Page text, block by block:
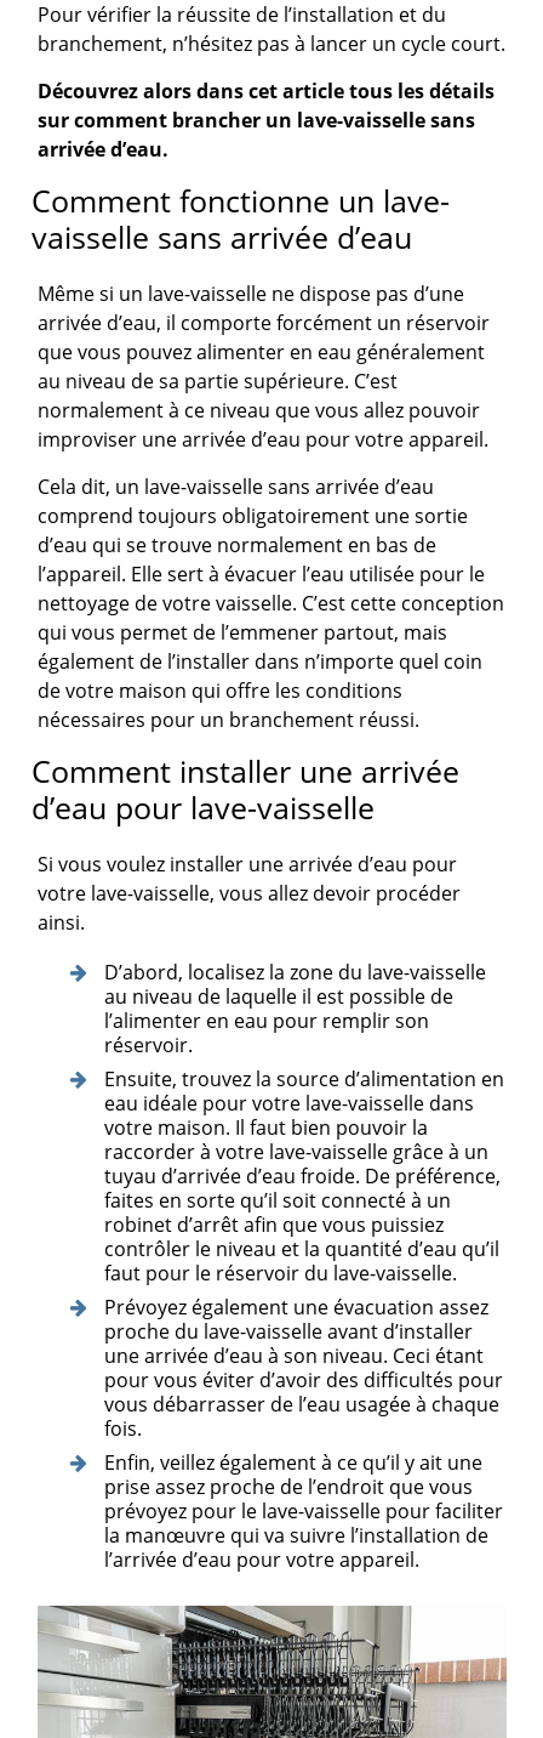
Pour vérifier la réussite de l’installation et du
branchement, n’hésitez pas à lancer un cycle court.
Découvrez alors dans cet article tous les détails
sur comment brancher un lave-vaisselle sans
arrivée d’eau.
Comment fonctionne un lave-
vaisselle sans arrivée d’eau
Même si un lave-vaisselle ne dispose pas d’une
arrivée d’eau, il comporte forcément un réservoir
que vous pouvez alimenter en eau généralement
au niveau de sa partie supérieure. C’est
normalement à ce niveau que vous allez pouvoir
improviser une arrivée d’eau pour votre appareil.
Cela dit, un lave-vaisselle sans arrivée d’eau
comprend toujours obligatoirement une sortie
d’eau qui se trouve normalement en bas de
l’appareil. Elle sert à évacuer l’eau utilisée pour le
nettoyage de votre vaisselle. C’est cette conception
qui vous permet de l’emmener partout, mais
également de l’installer dans n’importe quel coin
de votre maison qui offre les conditions
nécessaires pour un branchement réussi.
Comment installer une arrivée
d’eau pour lave-vaisselle
Si vous voulez installer une arrivée d’eau pour
votre lave-vaisselle, vous allez devoir procéder
ainsi.
D’abord, localisez la zone du lave-vaisselle
au niveau de laquelle il est possible de
l’alimenter en eau pour remplir son
réservoir.
Ensuite, trouvez la source d’alimentation en
eau idéale pour votre lave-vaisselle dans
votre maison. Il faut bien pouvoir la
raccorder à votre lave-vaisselle grâce à un
tuyau d’arrivée d’eau froide. De préférence,
faites en sorte qu’il soit connecté à un
robinet d’arrêt afin que vous puissiez
contrôler le niveau et la quantité d’eau qu’il
faut pour le réservoir du lave-vaisselle.
Prévoyez également une évacuation assez
proche du lave-vaisselle avant d’installer
une arrivée d’eau à son niveau. Ceci étant
pour vous éviter d’avoir des difficultés pour
vous débarrasser de l’eau usagée à chaque
fois.
Enfin, veillez également à ce qu’il y ait une
prise assez proche de l’endroit que vous
prévoyez pour le lave-vaisselle pour faciliter
la manœuvre qui va suivre l’installation de
l’arrivée d’eau pour votre appareil.